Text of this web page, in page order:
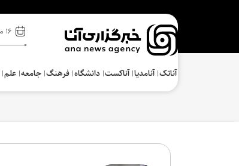
۱۶ مرداد ۱۴۰۵
آناتک آنامدیا آناکست دانشگاه فرهنگ‌ جامعه علم